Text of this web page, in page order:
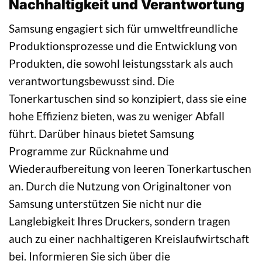
Nachhaltigkeit und Verantwortung
Samsung engagiert sich für umweltfreundliche
Produktionsprozesse und die Entwicklung von
Produkten, die sowohl leistungsstark als auch
verantwortungsbewusst sind. Die
Tonerkartuschen sind so konzipiert, dass sie eine
hohe Effizienz bieten, was zu weniger Abfall
führt. Darüber hinaus bietet Samsung
Programme zur Rücknahme und
Wiederaufbereitung von leeren Tonerkartuschen
an. Durch die Nutzung von Originaltoner von
Samsung unterstützen Sie nicht nur die
Langlebigkeit Ihres Druckers, sondern tragen
auch zu einer nachhaltigeren Kreislaufwirtschaft
bei. Informieren Sie sich über die